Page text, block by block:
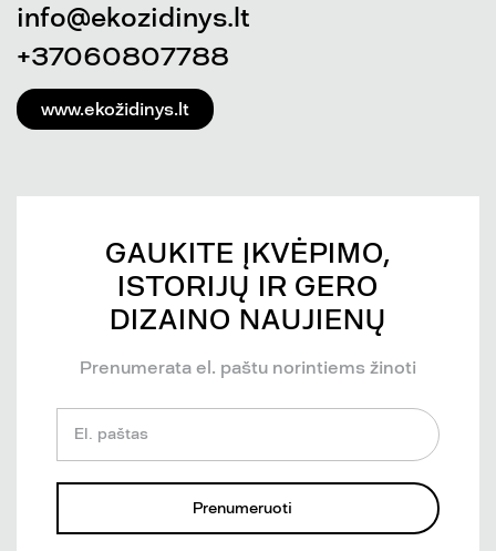
info@ekozidinys.lt
+37060807788
www.ekožidinys.lt
GAUKITE ĮKVĖPIMO,
ISTORIJŲ IR GERO
DIZAINO NAUJIENŲ
Prenumerata el. paštu norintiems žinoti
El. paštas
Prenumeruoti